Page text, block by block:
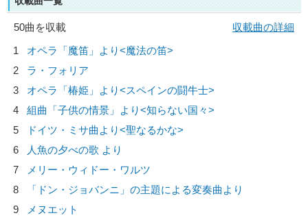
50曲を収載
収載曲の詳細
1
オペラ「魔笛」より<魔法の笛>
2
ラ・フォリア
3
オペラ「椿姫」より<スペインの闘牛士>
4
組曲「子供の情景」より<知らない国々>
5
ドイツ・ミサ曲より<聖なるかな>
6
人魚の夕べの歌 より
7
メリー・ウィドー・ワルツ
8
「ドン・ジョバンニ」の主題による変奏曲より
9
メヌエット